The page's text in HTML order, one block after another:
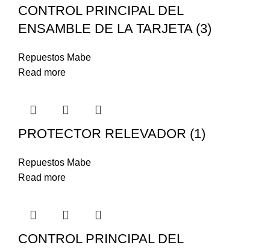
CONTROL PRINCIPAL DEL
ENSAMBLE DE LA TARJETA (3)
Repuestos Mabe
Read more
PROTECTOR RELEVADOR (1)
Repuestos Mabe
Read more
CONTROL PRINCIPAL DEL